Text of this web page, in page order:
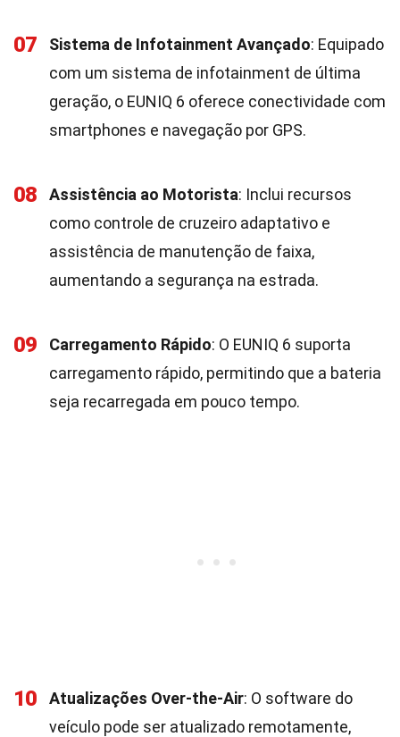
07 Sistema de Infotainment Avançado: Equipado
com um sistema de infotainment de última
geração, o EUNIQ 6 oferece conectividade com
smartphones e navegação por GPS.
08 Assistência ao Motorista: Inclui recursos
como controle de cruzeiro adaptativo e
assistência de manutenção de faixa,
aumentando a segurança na estrada.
09 Carregamento Rápido: O EUNIQ 6 suporta
carregamento rápido, permitindo que a bateria
seja recarregada em pouco tempo.
10 Atualizações Over-the-Air: O software do
veículo pode ser atualizado remotamente,